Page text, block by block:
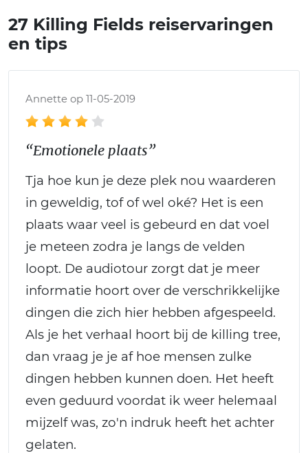
27 Killing Fields reiservaringen
en tips
Annette op 11-05-2019
“Emotionele plaats”
Tja hoe kun je deze plek nou waarderen
in geweldig, tof of wel oké? Het is een
plaats waar veel is gebeurd en dat voel
je meteen zodra je langs de velden
loopt. De audiotour zorgt dat je meer
informatie hoort over de verschrikkelijke
dingen die zich hier hebben afgespeeld.
Als je het verhaal hoort bij de killing tree,
dan vraag je je af hoe mensen zulke
dingen hebben kunnen doen. Het heeft
even geduurd voordat ik weer helemaal
mijzelf was, zo'n indruk heeft het achter
gelaten.